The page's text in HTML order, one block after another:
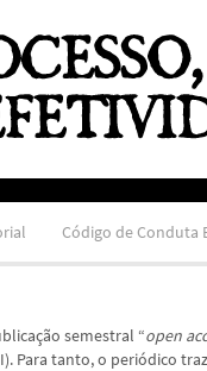
Código de Conduta
semestral “open
Para tanto, o periódico